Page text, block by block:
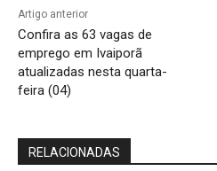
Artigo anterior
Confira as 63 vagas de
emprego em Ivaiporã
atualizadas nesta quarta-
feira (04)
RELACIONADAS